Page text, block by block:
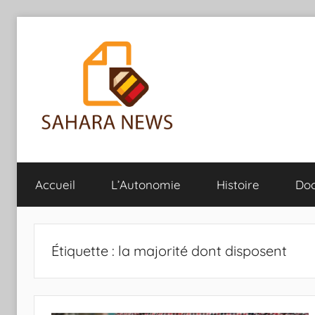
Sahara
News
l'info
sur
Accueil L’Autonomie Histoire
Étiquette : la majorité dont disposent